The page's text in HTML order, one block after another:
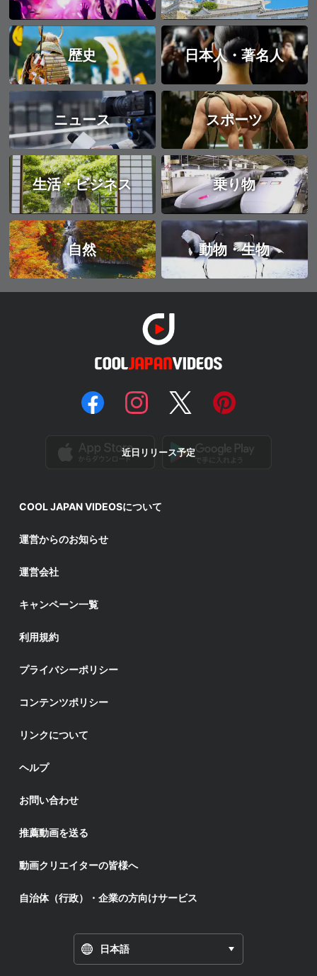
歴史 日本人・著名人
ニュース スポーツ
生活・ビジネス 乗り物
自然 動物・生物
近日リリース予定
COOL JAPAN VIDEOSについて
運営からのお知らせ
運営会社
キャンペーン一覧
利用規約
プライバシーポリシー
コンテンツポリシー
リンクについて
ヘルプ
お問い合わせ
推薦動画を送る
動画クリエイターの皆様へ
自治体（行政）・企業の方向けサービス
日本語